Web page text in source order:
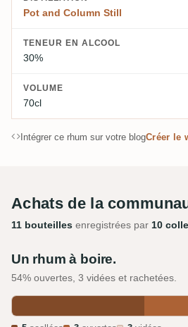
Pot and Column Still
TENEUR EN ALCOOL
30%
VOLUME
70cl
Intégrer ce rhum sur votre blogCréer le
Achats de la
11 bouteilles enregistrées par 10
Un rhum à boire.
54% ouvertes, 3 vidées et rachetées.